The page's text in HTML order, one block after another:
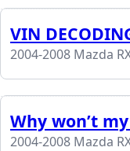
VIN
2004-2008 Mazda
Why won’t
2004-2008 Mazda